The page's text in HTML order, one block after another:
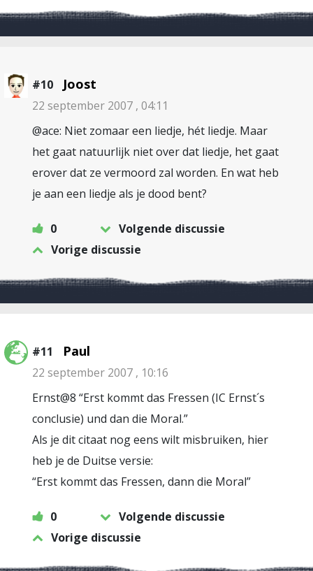
#10 Joost
22 september 2007 , 04:11
@ace: Niet zomaar een liedje, hét liedje. Maar
het gaat natuurlijk niet over dat liedje, het gaat
erover dat ze vermoord zal worden. En wat heb
je aan een liedje als je dood bent?
0
Volgende discussie
Vorige discussie
#11 Paul
22 september 2007 , 10:16
Ernst@8 “Erst kommt das Fressen (IC Ernst´s
conclusie) und dan die Moral.”
Als je dit citaat nog eens wilt misbruiken, hier
heb je de Duitse versie:
“Erst kommt das Fressen, dann die Moral”
0
Volgende discussie
Vorige discussie